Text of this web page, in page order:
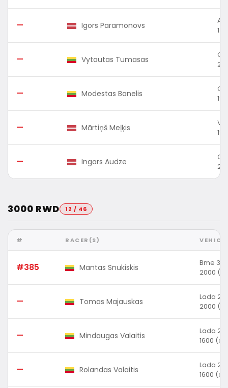
— Igors Paramonovs
— Vytautas Tumasas
— Modestas Banelis
— Mārtiņš Meļķis
— Ingars Audze
2
3000 RWD 12 / 46
# RACER(S)
#385 Mantas Snukiskis
Bme 320
2000
— Tomas Majauskas
Lada
2000
— Mindaugas Valaitis
Lada
1600
— Rolandas Valaitis
Lada
1600